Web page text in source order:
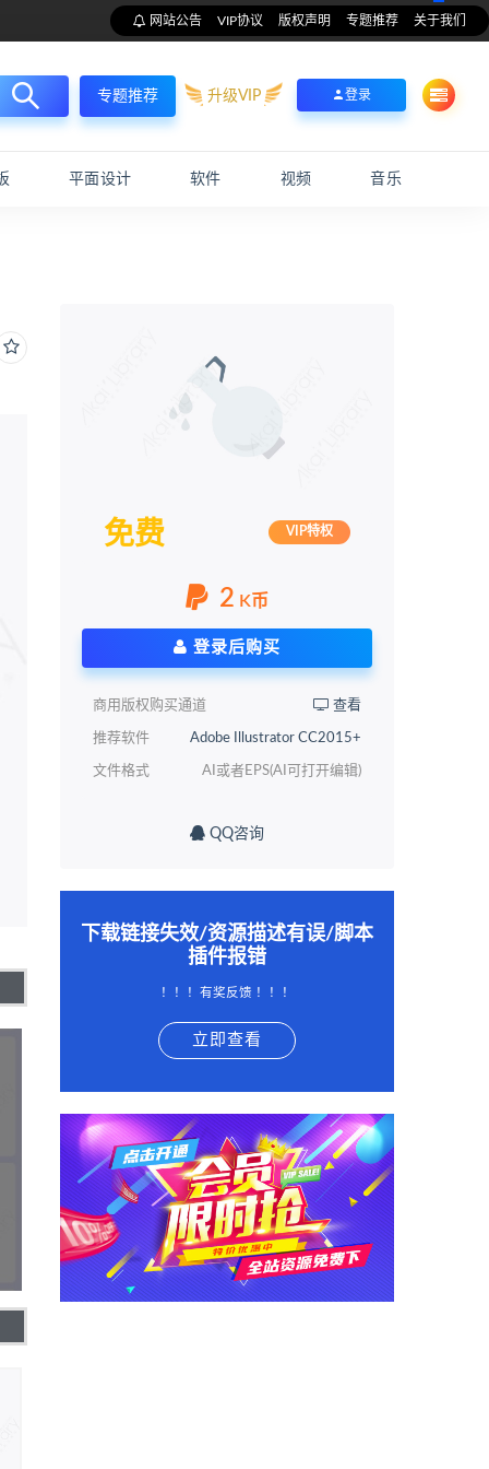
网站公告 VIP协议 版权声明 专题推荐 关于我们
专题推荐 升级VIP 登录
平面设计 软件 视频 音乐
免费 VIP特权
2 K币
登录后购买
商用版权购买通道 查看
推荐软件 Adobe Illustrator CC2015+
文件格式 AI或者EPS(AI可打开编辑)
QQ咨询
下载链接失效/资源描述有误/脚本
插件报错
！！！有奖反馈 ！！！
立即查看